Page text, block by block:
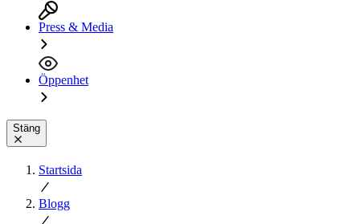
Press & Media
Öppenhet
Stäng
Startsida
Blogg